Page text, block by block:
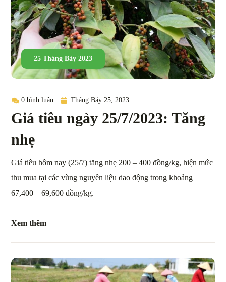
25 Tháng Bảy 2023
0 bình luận Tháng Bảy 25, 2023
Giá tiêu ngày 25/7/2023: Tăng
nhẹ
Giá tiêu hôm nay (25/7) tăng nhẹ 200 – 400 đồng/kg, hiện mức
thu mua tại các vùng nguyên liệu dao động trong khoảng
67,400 – 69,600 đồng/kg.
Xem thêm